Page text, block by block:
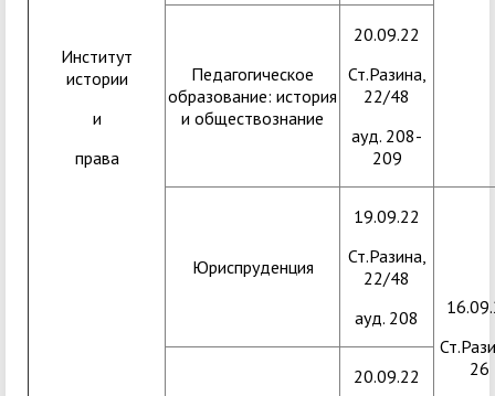
Институт
истории
и
права
Педагогическое
образование: история
и обществознание
20.09.22
Ст.Разина,
22/48
ауд. 208-
209
Юриспруденция
19.09.22
Ст.Разина,
22/48
ауд. 208
26
20.09.22